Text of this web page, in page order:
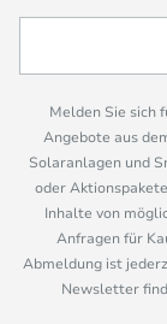
Melden Sie sich
Angebote aus
Solaranlagen und
oder
Inhalte von
Anfragen für
Abmeldung ist
Newsletter